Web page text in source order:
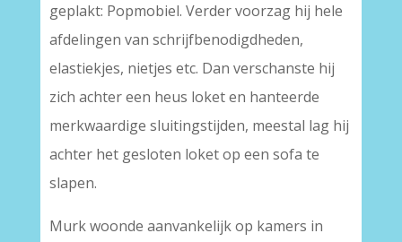
geplakt: Popmobiel. Verder voorzag hij hele
afdelingen van schrijfbenodigdheden,
elastiekjes, nietjes etc. Dan verschanste hij
zich achter een heus loket en hanteerde
merkwaardige sluitingstijden, meestal lag hij
achter het gesloten loket op een sofa te
slapen.
Murk woonde aanvankelijk op kamers in